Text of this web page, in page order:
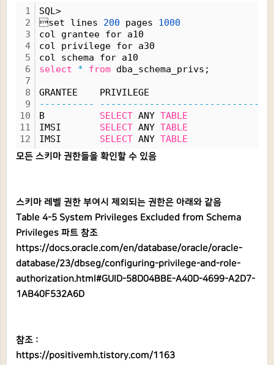
1
2
3
4
5
6
7
8
9
10
11
12
SQL>
set lines 200 pages 1000
col grantee for a10
col privilege for a30
col schema for a10
select
* from dba_schema_privs;
GRANTEE    PRIVILEGE
----------
------------------------------
B SELECT ANY TABLE
IMSI SELECT ANY TABLE
IMSI SELECT ANY TABLE
모든 스키마 권한들을 확인할 수 있음
스키마 레벨 권한 부여시 제외되는 권한은 아래와 같음
Table 4-5 System Privileges Excluded from Schema
Privileges 파트 참조
https://docs.oracle.com/en/database/oracle/oracle-
database/23/dbseg/configuring-privilege-and-role-
authorization.html#GUID-58D04BBE-A40D-4699-A2D7-
1AB40F532A6D
참조 :
https://positivemh.tistory.com/1163